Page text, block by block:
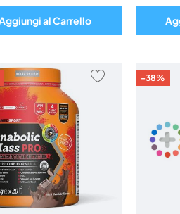
al Carrello
AGGIUNGI
PREFERITI
-38%